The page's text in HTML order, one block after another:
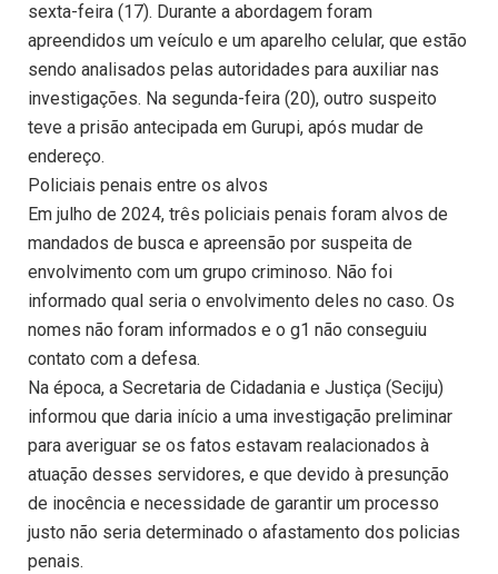
sexta-feira (17). Durante a abordagem foram
apreendidos um veículo e um aparelho celular, que estão
sendo analisados pelas autoridades para auxiliar nas
investigações. Na segunda-feira (20), outro suspeito
teve a prisão antecipada em Gurupi, após mudar de
endereço.
Policiais penais entre os alvos
Em julho de 2024, três policiais penais foram alvos de
mandados de busca e apreensão por suspeita de
envolvimento com um grupo criminoso. Não foi
informado qual seria o envolvimento deles no caso. Os
nomes não foram informados e o g1 não conseguiu
contato com a defesa.
Na época, a Secretaria de Cidadania e Justiça (Seciju)
informou que daria início a uma investigação preliminar
para averiguar se os fatos estavam realacionados à
atuação desses servidores, e que devido à presunção
de inocência e necessidade de garantir um processo
justo não seria determinado o afastamento dos policias
penais.